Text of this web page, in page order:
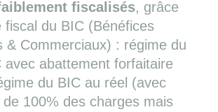
fiscalisés, grâce
fiscal du BIC (Bénéfices
& Commerciaux) : régime du
avec abattement forfaitaire
du BIC au réel (avec
de 100% des charges mais